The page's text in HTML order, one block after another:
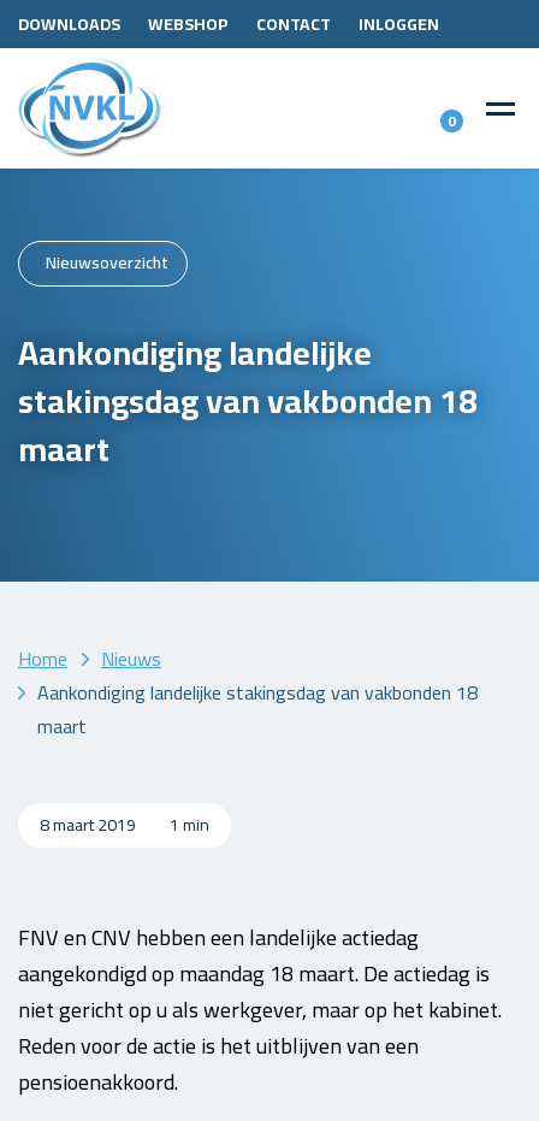
DOWNLOADS WEBSHOP CONTACT INLOGGEN
0
Nieuwsoverzicht
Aankondiging landelijke
stakingsdag van vakbonden 18
maart
Home
Nieuws
Aankondiging landelijke stakingsdag van vakbonden 18
maart
8 maart 2019 1 min
FNV en CNV hebben een landelijke actiedag
aangekondigd op maandag 18 maart. De actiedag is
niet gericht op u als werkgever, maar op het kabinet.
Reden voor de actie is het uitblijven van een
pensioenakkoord.